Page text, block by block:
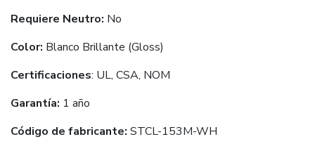
Requiere Neutro: No
Color: Blanco Brillante (Gloss)
Certificaciones: UL, CSA, NOM
Garantía: 1 año
Código de fabricante: STCL-153M-WH